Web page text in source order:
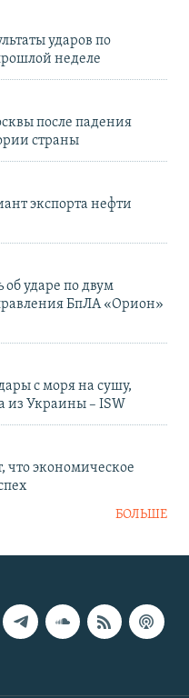
ударов по
неделе
после падения
страны
экспорта нефти
ударе по двум
БпЛА «Орион»
с моря на сушу,
из Украины – ISW
что экономическое
БОЛЬШЕ